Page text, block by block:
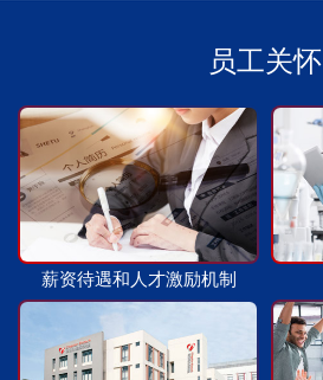
员工关怀
薪资待遇和人才激励机制